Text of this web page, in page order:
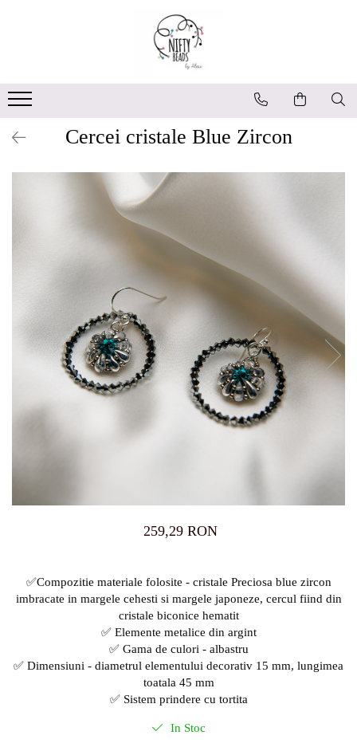
Cercei cristale Blue Zircon
259,29 RON
✅Compozitie materiale folosite - cristale Preciosa blue zircon
imbracate in margele cehesti si margele japoneze, cercul fiind din
cristale biconice hematit
✅ Elemente metalice din argint
✅ Gama de culori - albastru
✅ Dimensiuni - diametrul elementului decorativ 15 mm, lungimea
toatala 45 mm
✅ Sistem prindere cu tortita
In Stoc